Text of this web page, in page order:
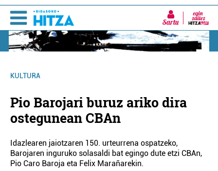
Sartu
KULTURA
Pio Barojari buruz ariko dira
ostegunean CBAn
Idazlearen jaiotzaren 150. urteurrena ospatzeko,
Barojaren inguruko solasaldi bat egingo dute etzi CBAn,
Pio Caro Baroja eta Felix Marañarekin.